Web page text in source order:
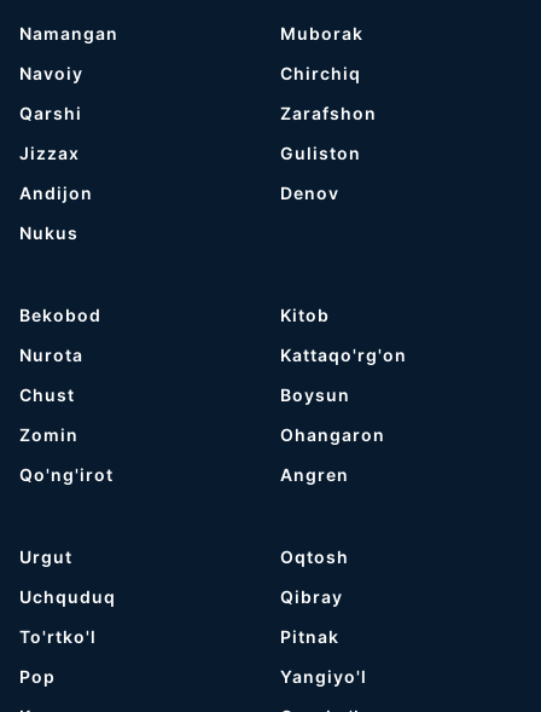
Namangan
Navoiy
Qarshi
Jizzax
Andijon
Nukus
Muborak
Chirchiq
Zarafshon
Guliston
Denov
Bekobod
Nurota
Chust
Zomin
Qo'ng'irot
Kitob
Kattaqo'rg'on
Boysun
Ohangaron
Angren
Urgut
Uchquduq
To'rtko'l
Pop
Oqtosh
Qibray
Pitnak
Yangiyo'l